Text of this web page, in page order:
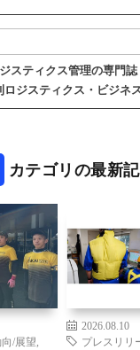
スティクス管理の専門誌
ロジスティクス・ビジネ
カテゴリの最新
/展望
2026.08.10
プレスリリ